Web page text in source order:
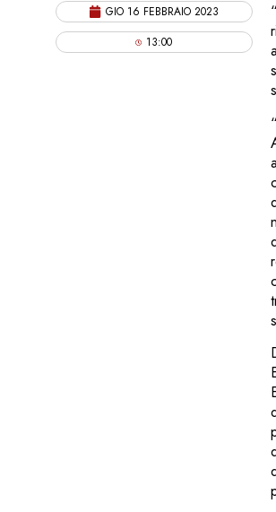
GIO 16 FEBBRAIO 2023
13:00